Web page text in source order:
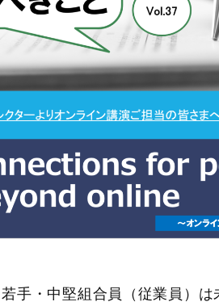
手・中堅組合員（従業員）は